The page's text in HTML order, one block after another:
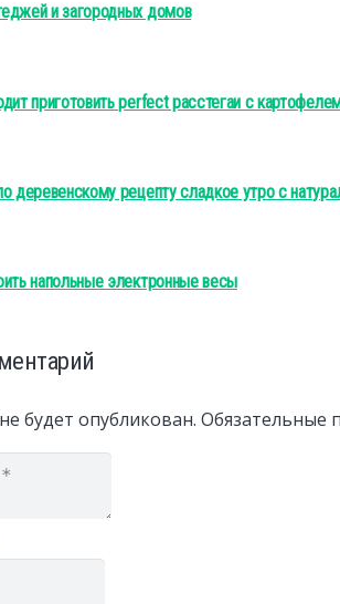
и загородных домов
приготовить perfect расстегаи с
деревенскому рецепту сладкое утро с
напольные электронные весы
будет опубликован. Обязательные